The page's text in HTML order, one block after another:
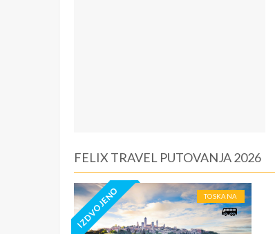
FELIX TRAVEL PUTOVANJA 2026
IZDVOJENO TOSKANA